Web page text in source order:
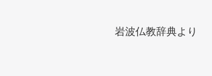
岩波仏教辞典より